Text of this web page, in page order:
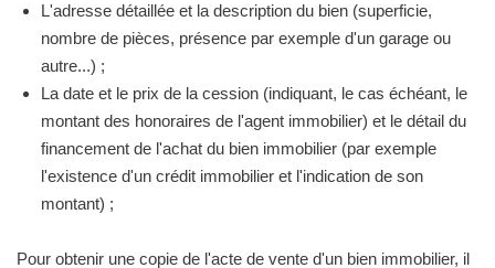
L'adresse détaillée et la description du bien (superficie,
nombre de pièces, présence par exemple d'un garage ou
autre...) ;
La date et le prix de la cession (indiquant, le cas échéant, le
montant des honoraires de l'agent immobilier) et le détail du
financement de l'achat du bien immobilier (par exemple
l'existence d'un crédit immobilier et l'indication de son
montant) ;
Pour obtenir une copie de l'acte de vente d'un bien immobilier, il